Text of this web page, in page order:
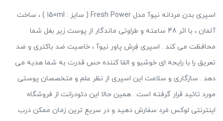
اسپری بدن مردانه نیوآ مدل Fresh Power ( سایز : 150ml ) ، ساخت
آلمان ، با اثر 48 ساعته و طراوتی ماندگار از پوست زیر بغل شما
محافظت می کند . اسپری فِرِش پاور نیوآ ، خاصیت ضد باکتری و ضد
تعریق را با رایحه ای خوشبو و القا کننده حس قدرت به شما هدیه می
دهد . سازگاری و سلامت این اسپری از نظر علم و متخصصان پوستی
مورد تائید قرار گرفته است . همین حالا این دئودرانت از فروشگاه
اینترنتی لوکس مَرد سفارش دهید و در سریع ترین زمان ممکن درب